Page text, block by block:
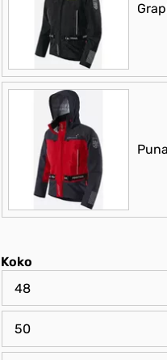
Koko
48
50